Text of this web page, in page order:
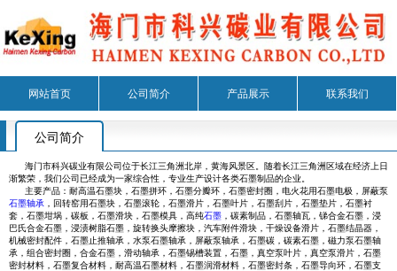
网站首页 公司简介 产品展示 联系我们
公司简介
海门市科兴碳业有限公司位于长江三角洲北岸，黄海风景区。随着长江三角洲区域在经济上日
渐繁荣，我们公司已经成为一家综合性，专业生产设计各类石墨制品的企业。
主要产品：耐高温石墨块，石墨拼环，石墨分瓣环，石墨密封圈，电火花用石墨电极，屏蔽泵
石墨轴承 ，回转窑用石墨块，石墨滚轮，石墨滑片，石墨叶片，石墨刮片，石墨垫片，石墨衬
套，石墨坩埚，碳板，石墨滑块，石墨模具，高纯石墨 ，碳素制品，石墨轴瓦，锑合金石墨，浸
巴氏合金石墨，浸渍树脂石墨，旋转换头摩擦块，汽车附件滑块，干燥设备滑片，石墨结晶器，
机械密封配件，石墨止推轴承，水泵石墨轴承，屏蔽泵轴承，石墨碳，碳素石墨，磁力泵石墨轴
承，组合密封圈，合金石墨，滑动轴承，石墨锡槽装置，石墨，真空泵叶片，真空泵滑片，石墨
密封材料，石墨复合材料，耐高温石墨材料，石墨润滑材料，石墨密封条，石墨导向环，石墨支